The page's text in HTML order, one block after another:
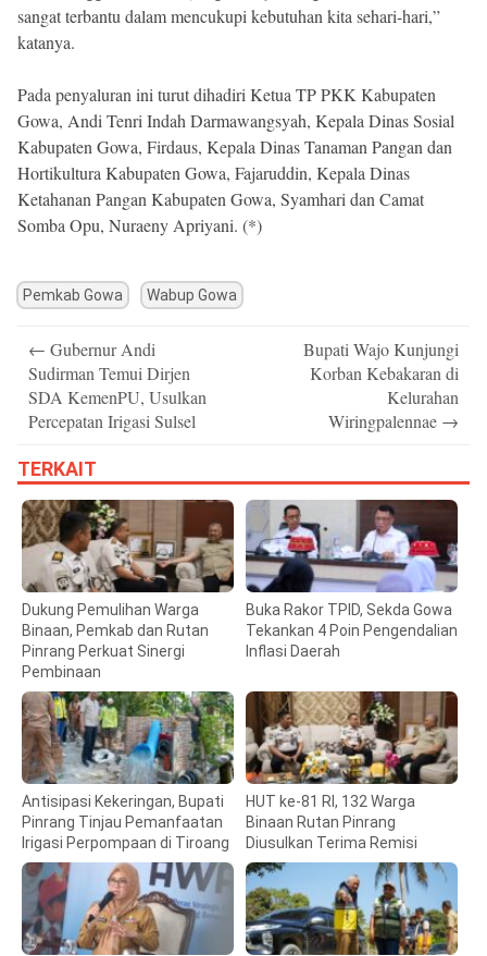
sangat terbantu dalam mencukupi kebutuhan kita sehari-hari,”
katanya.
Pada penyaluran ini turut dihadiri Ketua TP PKK Kabupaten
Gowa, Andi Tenri Indah Darmawangsyah, Kepala Dinas Sosial
Kabupaten Gowa, Firdaus, Kepala Dinas Tanaman Pangan dan
Hortikultura Kabupaten Gowa, Fajaruddin, Kepala Dinas
Ketahanan Pangan Kabupaten Gowa, Syamhari dan Camat
Somba Opu, Nuraeny Apriyani. (*)
Pemkab Gowa Wabup Gowa
navigation
← Gubernur Andi
Sudirman Temui Dirjen
SDA KemenPU, Usulkan
Percepatan Irigasi Sulsel
Bupati Wajo Kunjungi
Korban Kebakaran di
Kelurahan
Wiringpalennae →
TERKAIT
Dukung Pemulihan Warga
Binaan, Pemkab dan Rutan
Pinrang Perkuat Sinergi
Pembinaan
Buka Rakor TPID, Sekda Gowa
Tekankan 4 Poin Pengendalian
Inflasi Daerah
Antisipasi Kekeringan, Bupati
Pinrang Tinjau Pemanfaatan
Irigasi Perpompaan di Tiroang
HUT ke-81 RI, 132 Warga
Binaan Rutan Pinrang
Diusulkan Terima Remisi